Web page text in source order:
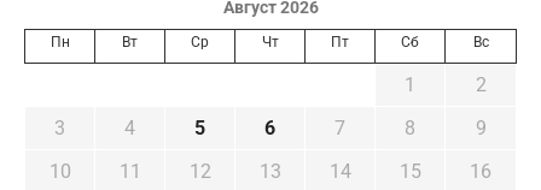
Август 2026
Пн Вт Ср Чт Пт Сб Вс
1
2
3
4 5 6 7 8
9
10
11 12 13 14 15
16